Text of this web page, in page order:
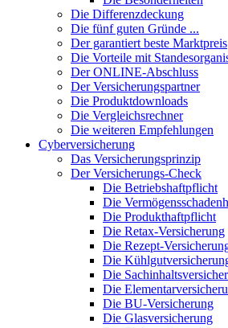
Die Differenzdeckung
Die fünf guten Gründe ...
Der garantiert beste Marktpreis
Die Vorteile mit
Der ONLINE-Abschluss
Der Versicherungspartner
Die Produktdownloads
Die Vergleichsrechner
Die weiteren Empfehlungen
Cyberversicherung
Das Versicherungsprinzip
Der Versicherungs-Check
Die Betriebshaftpflicht
Die
Die Produkthaftpflicht
Die Retax-Versicherung
Die Rezept-
Die
Die
Die
Die BU-Versicherung
Die Glasversicherung